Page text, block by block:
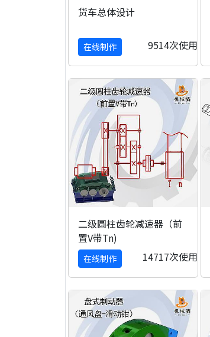
货车总体设计
在线制作 9514次使用
二级圆柱齿轮减速器（前
置V带Tn)
在线制作 14717次使用